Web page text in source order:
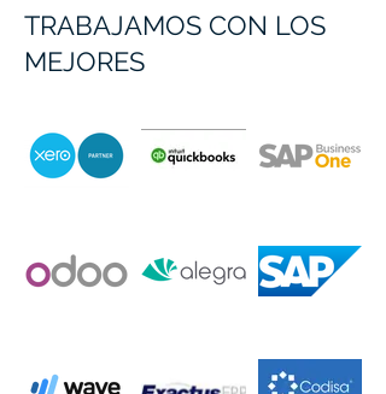
TRABAJAMOS CON LOS
MEJORES